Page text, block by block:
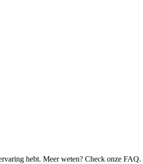
hebt. Meer weten? Check onze FAQ.